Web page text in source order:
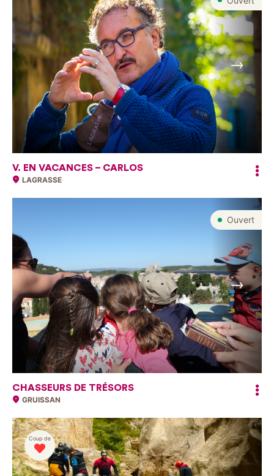
Suivant
V. EN VACANCES – CARLOS
LAGRASSE
Ouvert
Suivant
CHASSEURS DE TRÉSORS
GRUISSAN
Coup de